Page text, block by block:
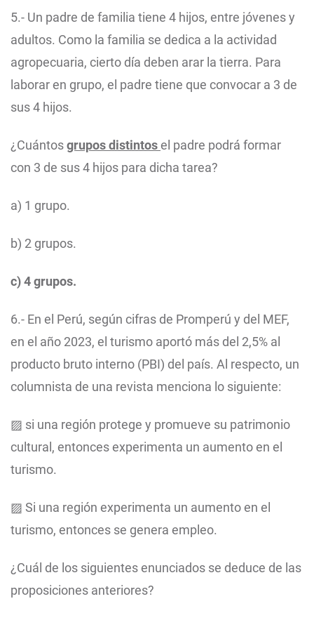
5.- Un padre de familia tiene 4 hijos, entre jóvenes y
adultos. Como la familia se dedica a la actividad
agropecuaria, cierto día deben arar la tierra. Para
laborar en grupo, el padre tiene que convocar a 3 de
sus 4 hijos.
¿Cuántosgrupos distintosel padre podrá formar
con 3 de sus 4 hijos para dicha tarea?
a) 1 grupo.
b) 2 grupos.
c) 4 grupos.
6.- En el Perú, según cifras de Promperú y del MEF,
en el año 2023, el turismo aportó más del 2,5% al
producto bruto interno (PBI) del país. Al respecto, un
columnista de una revista menciona lo siguiente:
▨ si una región protege y promueve su patrimonio
cultural, entonces experimenta un aumento en el
turismo.
▨ Si una región experimenta un aumento en el
turismo, entonces se genera empleo.
¿Cuál de los siguientes enunciados se deduce de las
proposiciones anteriores?